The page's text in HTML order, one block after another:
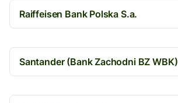
Raiffeisen Bank Polska S.a.
Santander (Bank Zachodni BZ WBK)